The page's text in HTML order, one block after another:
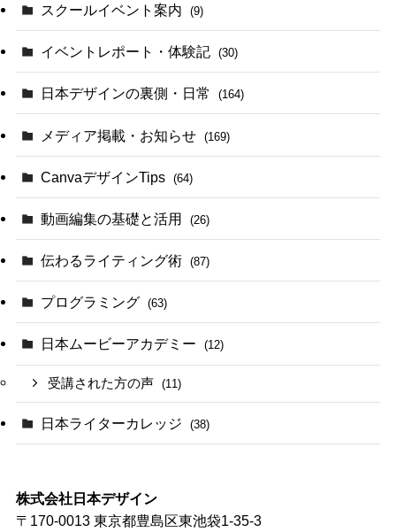
スクールイベント案内 (9)
イベントレポート・体験記 (30)
日本デザインの裏側・日常 (164)
メディア掲載・お知らせ (169)
CanvaデザインTips (64)
動画編集の基礎と活用 (26)
伝わるライティング術 (87)
プログラミング (63)
日本ムービーアカデミー (12)
受講された方の声 (11)
日本ライターカレッジ (38)
株式会社日本デザイン
〒170-0013 東京都豊島区東池袋1-35-3